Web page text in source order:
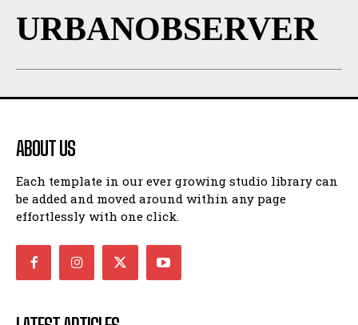
URBANOBSERVER
ABOUT US
Each template in our ever growing studio library can
be added and moved around within any page
effortlessly with one click.